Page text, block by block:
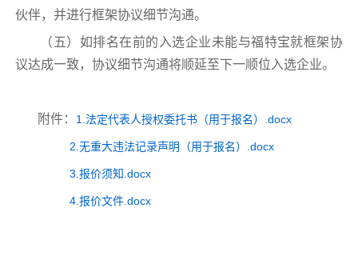
伙伴，并进行框架协议细节沟通。
（五）如排名在前的入选企业未能与福特宝就框架协
议达成一致，协议细节沟通将顺延至下一顺位入选企业。
附件： 1.法定代表人授权委托书（用于报名）.docx
2.无重大违法记录声明（用于报名）.docx
3.报价须知.docx
4.报价文件.docx